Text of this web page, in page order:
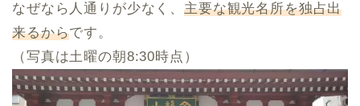
なぜなら人通りが少なく、主要な観光名所を独占出
来るからです。
（写真は土曜の朝8:30時点）